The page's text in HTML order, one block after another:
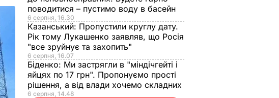
поводитися – пустимо воду в басейн
6 серпня, 16.30
Казанський: Пропустили круглу дату.
Рік тому Лукашенко заявляв, що Росія
"все зруйнує та захопить"
6 серпня, 16.07
Біденко: Ми застрягли в "міндічгейті і
яйцях по 17 грн". Пропонуємо прості
рішення, а від влади хочемо складних
6 серпня, 14.48